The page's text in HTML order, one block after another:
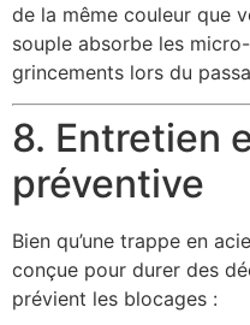
de la même couleur que
souple absorbe les
grincements lors du
8. Entretien
préventive
Bien qu’une trappe en
conçue pour durer des
prévient les blocages :